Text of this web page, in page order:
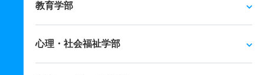
教育学部
心理・社会福祉学部